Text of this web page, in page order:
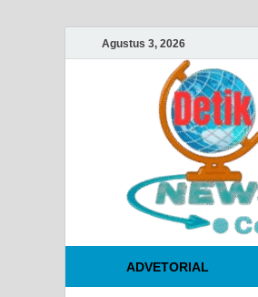
Agustus 3, 2026
ADVETORIAL